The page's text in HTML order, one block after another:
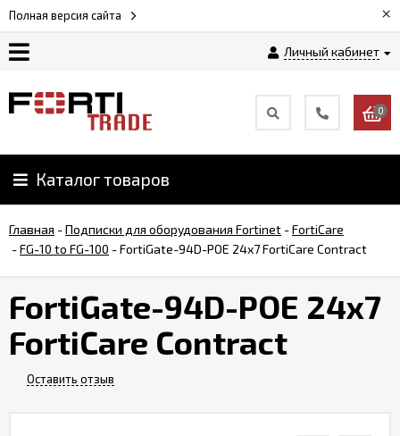
Полная версия сайта ×
Личный кабинет
Как
Доставка
и
оплата
0
Каталог товаров
Главная -Подписки для оборудования Fortinet -FortiCare
-FG-10 to FG-100 -FortiGate-94D-POE 24x7 FortiCare Contract
FortiGate-94D-POE 24x7
FortiCare Contract
Оставить отзыв